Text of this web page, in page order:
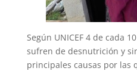
Según UNICEF 4 de cada
sufren de desnutrición y
principales causas por las